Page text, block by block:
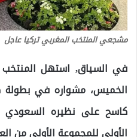
مشجعي المنتخب المغربي تركيا عاجل
في السياق, استهل
الخميس، مشواره في بطولة
كاسح على نظيره السعودي
الأولى للمجموعة الأولى من